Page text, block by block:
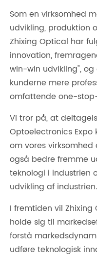
Som en virksomhed
udvikling, produktion
Zhixing Optical har
innovation,
win-win udvikling",
kunderne mere
omfattende one-
Vi tror på, at
Optoelectronics
om vores
også bedre fremme
teknologi i industrien
udvikling af industrien.
I fremtiden vil
holde sig til
forstå
udføre teknologisk